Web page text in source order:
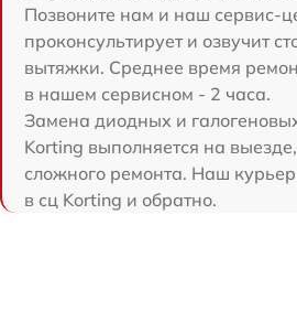
Позвоните нам и наш сервис-
проконсультирует и озвучит
вытяжки. Среднее время
в нашем сервисном - 2 часа.
Замена диодных и
Korting выполняется на
сложного ремонта. Наш курьер
в сц Korting и обратно.